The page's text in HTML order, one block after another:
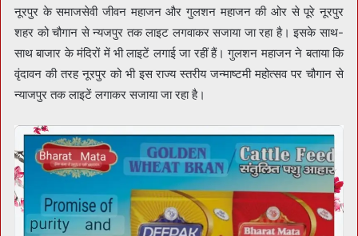
नूरपुर के समाजसेवी जीवन महाजन और गुलशन महाजन की ओर से पूरे नूरपुर
शहर को चौगान से न्यजपुर तक लाइट लगवाकर सजाया जा रहा है। इसके साथ-
साथ बाजार के मंदिरों में भी लाइटें लगाई जा रहीं हैं। गुलशन महाजन ने बताया कि
वृंदावन की तरह नूरपुर को भी इस राज्य स्तरीय जन्माष्टमी महोत्सव पर चौगान से
न्याजपुर तक लाइटें लगाकर सजाया जा रहा है।